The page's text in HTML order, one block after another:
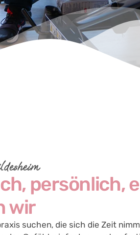
persönlich,
wir
suchen, die sich die Zeit